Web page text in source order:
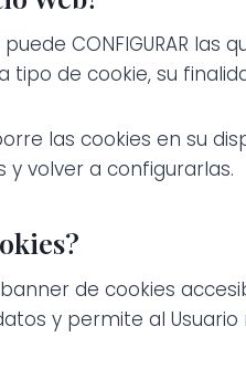
CONFIGURAR
de cookie, su
las cookies en su
volver a configurarlas.
de cookies
y permite al Usuario